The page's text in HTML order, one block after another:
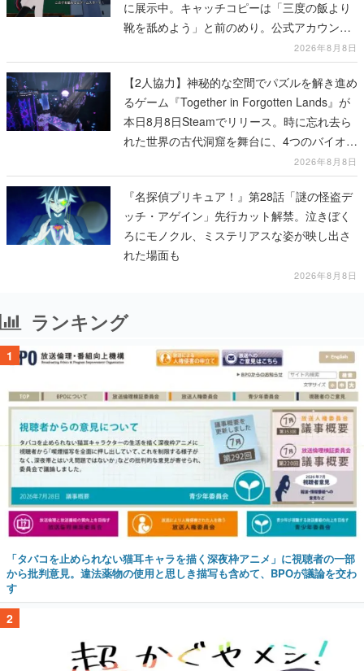
に展示中。キャッチコピーは「三度の飯より
靴を舐めよう」と前のめり。公式アカウント
も開設され、2026年リリースに向けて開発中
2026年8月8日
【2人協力】神秘的な空間でパズルを解き進め
るゲーム『Together in Forgotten Lands』が
本日8月8日Steamでリリース。時に忘れ去ら
れた世界の古代洞窟を舞台に、4つのバイオー
2026年8月8日
『名探偵プリキュア！』第28話「謎の怪盗デ
ッチ・アゲイン」先行カット解禁。泣きぼく
ろにモノクル、ミステリアスな姿が映し出さ
れた場面も
2026年8月8日
ランキング
1
「タバコを止められない猫耳キャラを描く深夜枠アニメ」に視聴者の一部
から批判意見。違法薬物の使用と思しき描写も含めて、BPOが議論を交わ
す
2